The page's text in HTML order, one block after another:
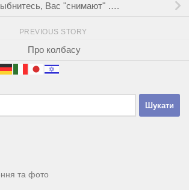
Вас "снимают" ….
PREVIOUS STORY
Про колбасу
та фото